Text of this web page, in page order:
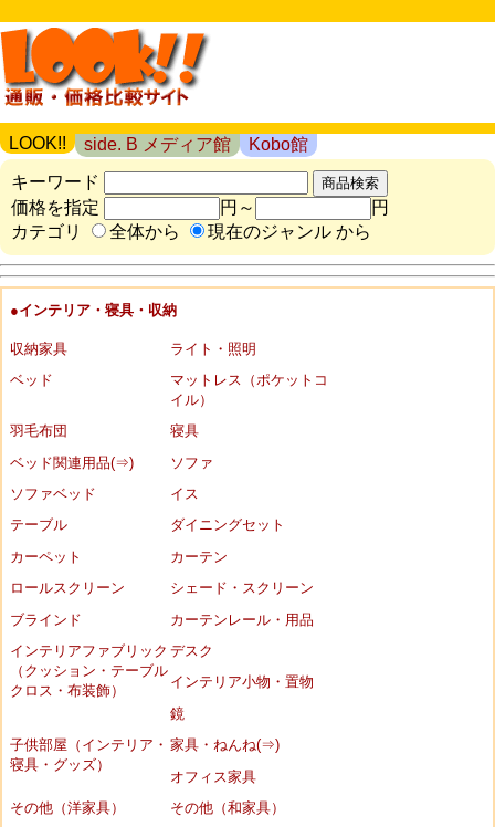
LOOK!! side. B メディア館
Kobo館
キーワード
価格を指定
円～
円
カテゴリ
全体から 現在のジャンル から
●インテリア・寝具・収納
収納家具
ライト・照明
ベッド
マットレス（ポケットコ
イル）
羽毛布団
寝具
ベッド関連用品(⇒)
ソファ
ソファベッド
イス
テーブル
ダイニングセット
カーペット
カーテン
ロールスクリーン
シェード・スクリーン
ブラインド
カーテンレール・用品
インテリアファブリック
（クッション・テーブル
クロス・布装飾）
デスク
インテリア小物・置物
鏡
子供部屋（インテリア・
寝具・グッズ）
家具・ねんね(⇒)
オフィス家具
その他（洋家具）
その他（和家具）